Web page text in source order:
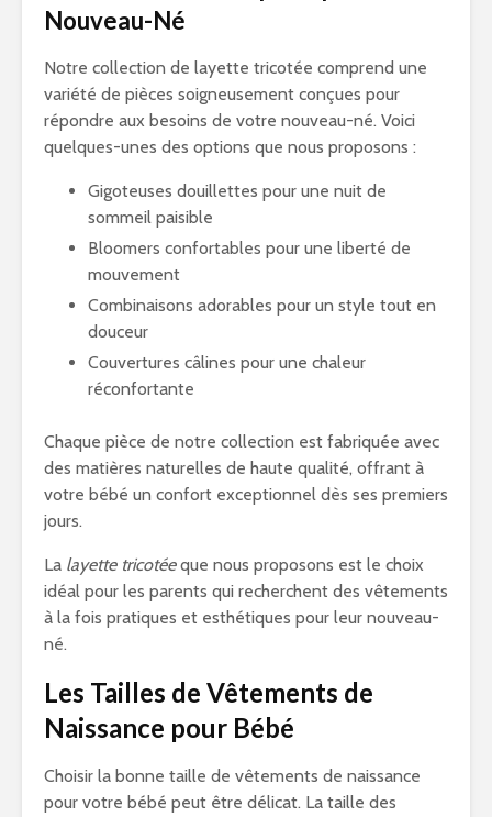
Nouveau-Né
Notre collection de layette tricotée comprend une
variété de pièces soigneusement conçues pour
répondre aux besoins de votre nouveau-né. Voici
quelques-unes des options que nous proposons :
Gigoteuses douillettes pour une nuit de
sommeil paisible
Bloomers confortables pour une liberté de
mouvement
Combinaisons adorables pour un style tout en
douceur
Couvertures câlines pour une chaleur
réconfortante
Chaque pièce de notre collection est fabriquée avec
des matières naturelles de haute qualité, offrant à
votre bébé un confort exceptionnel dès ses premiers
jours.
La layette tricotéeque nous proposons est le choix
idéal pour les parents qui recherchent des vêtements
à la fois pratiques et esthétiques pour leur nouveau-
né.
Les Tailles de Vêtements de
Naissance pour Bébé
Choisir la bonne taille de vêtements de naissance
pour votre bébé peut être délicat. La taille des